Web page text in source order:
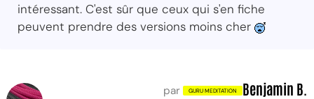
intéressant. C'est sûr que ceux qui s'en fiche
peuvent prendre des versions moins cher
par Benjamin B.